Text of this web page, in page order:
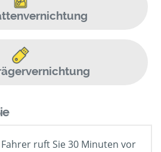
ruft Sie 30 Minuten vor